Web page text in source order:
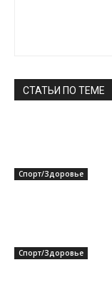
СТАТЬИ ПО ТЕМЕ
Спорт/Здоровье
Спорт/Здоровье